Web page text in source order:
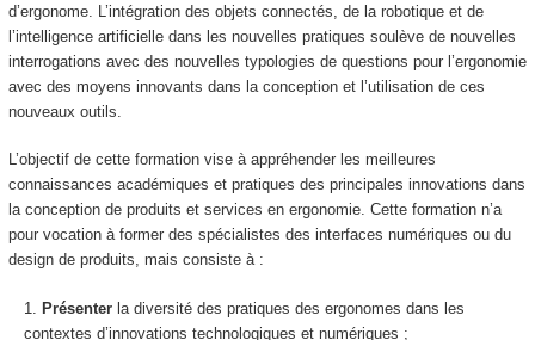
d’ergonome. L’intégration des objets connectés, de la robotique et de
l’intelligence artificielle dans les nouvelles pratiques soulève de nouvelles
interrogations avec des nouvelles typologies de questions pour l’ergonomie
avec des moyens innovants dans la conception et l’utilisation de ces
nouveaux outils.
L’objectif de cette formation vise à appréhender les meilleures
connaissances académiques et pratiques des principales innovations dans
la conception de produits et services en ergonomie. Cette formation n’a
pour vocation à former des spécialistes des interfaces numériques ou du
design de produits, mais consiste à :
Présenterla diversité des pratiques des ergonomes dans les
contextes d’innovations technologiques et numériques ;